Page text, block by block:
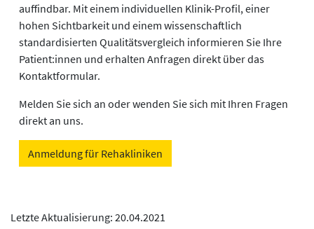
auffindbar. Mit einem individuellen Klinik-Profil, einer
hohen Sichtbarkeit und einem wissenschaftlich
standardisierten Qualitätsvergleich informieren Sie Ihre
Patient:innen und erhalten Anfragen direkt über das
Kontaktformular.
Melden Sie sich an oder wenden Sie sich mit Ihren Fragen
direkt an uns.
Anmeldung für Rehakliniken
Letzte Aktualisierung: 20.04.2021